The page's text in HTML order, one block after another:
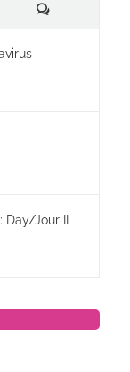
Commentaires
Day/Jour II